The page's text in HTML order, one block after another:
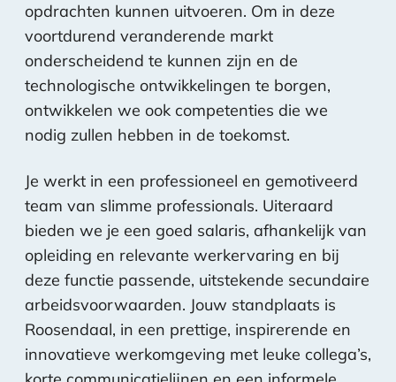
opdrachten kunnen uitvoeren. Om in deze
voortdurend veranderende markt
onderscheidend te kunnen zijn en de
technologische ontwikkelingen te borgen,
ontwikkelen we ook competenties die we
nodig zullen hebben in de toekomst.
Je werkt in een professioneel en gemotiveerd
team van slimme professionals. Uiteraard
bieden we je een goed salaris, afhankelijk van
opleiding en relevante werkervaring en bij
deze functie passende, uitstekende secundaire
arbeidsvoorwaarden. Jouw standplaats is
Roosendaal, in een prettige, inspirerende en
innovatieve werkomgeving met leuke collega’s,